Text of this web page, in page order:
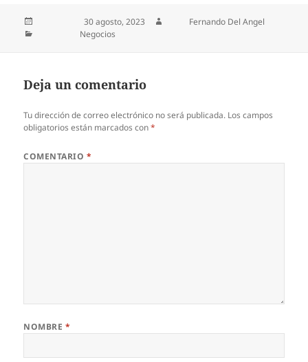
Publicado el30 agosto, 2023
Fernando Del Angel
Negocios
Deja un comentario
Tu dirección de correo electrónico no será publicada. Los campos
obligatorios están marcados con*
COMENTARIO *
NOMBRE *